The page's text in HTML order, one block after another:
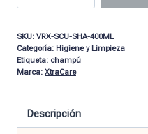
SKU: VRX-SCU-SHA-400ML
Categoría: Higiene y Limpieza
Etiqueta: champú
Marca: XtraCare
Descripción